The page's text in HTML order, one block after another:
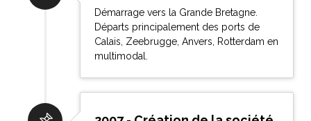
Démarrage vers la Grande Bretagne.
Départs principalement des ports de
Calais, Zeebrugge, Anvers, Rotterdam en
multimodal.